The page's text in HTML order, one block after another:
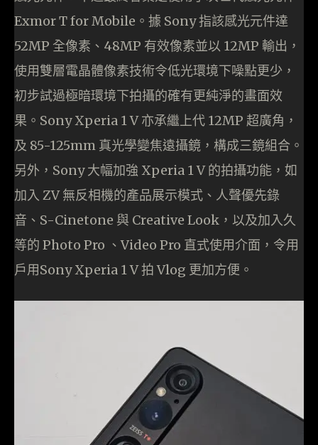
Exmor T for Mobile。據 Sony 指該感光元件達
52MP 全像素、48MP 有效像素並以 12MP 輸出，
使用雙層電晶體像素技術令低光環境下噪點更少，
初步試過極暗環境下拍攝的確有更純淨的畫面效
果。Sony Xperia 1 V 亦承繼上代 12MP 超廣角，
及 85-125mm 真光學變焦遠攝鏡，構成三鏡組合。
另外，Sony 大幅加強 Xperia 1 V 的拍攝功能，如
加入 ZV 無反相機的產品展示模式、人聲優先錄
音、S-Cinetone 與 Creative Look，以及加入久
等的 Photo Pro 、Video Pro 直式使用介面，令用
戶用Sony Xperia 1 V 拍 Vlog 更加方便。